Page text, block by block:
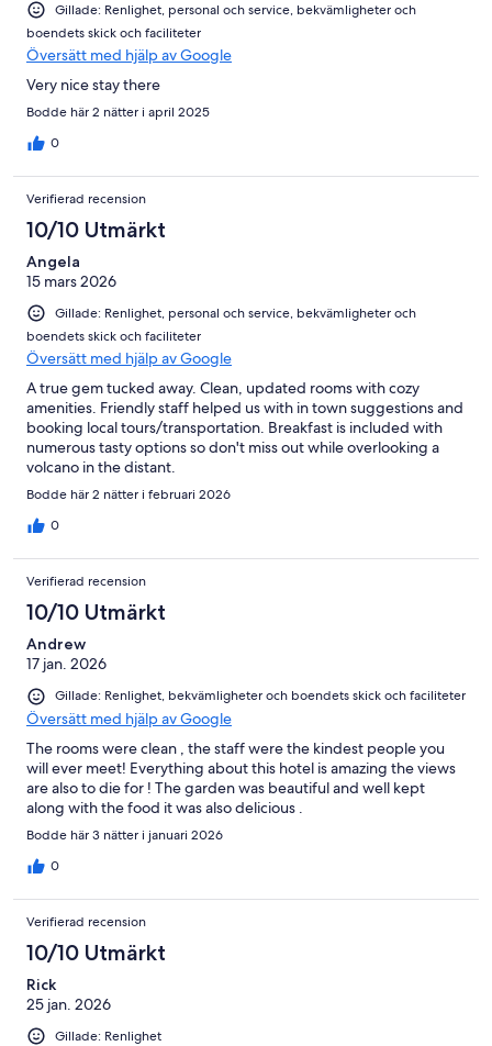
Gillade: Renlighet, personal och service, bekvämligheter och
boendets skick och faciliteter
Översätt med hjälp av Google
Very nice stay there
Bodde här 2 nätter i april 2025
0
Verifierad recension
10/10 Utmärkt
Angela
15 mars 2026
Gillade: Renlighet, personal och service, bekvämligheter och
boendets skick och faciliteter
Översätt med hjälp av Google
A true gem tucked away. Clean, updated rooms with cozy
amenities. Friendly staff helped us with in town suggestions and
booking local tours/transportation. Breakfast is included with
numerous tasty options so don't miss out while overlooking a
volcano in the distant.
Bodde här 2 nätter i februari 2026
0
Verifierad recension
10/10 Utmärkt
Andrew
17 jan. 2026
Gillade: Renlighet, bekvämligheter och boendets skick och faciliteter
Översätt med hjälp av Google
The rooms were clean , the staff were the kindest people you
will ever meet! Everything about this hotel is amazing the views
are also to die for ! The garden was beautiful and well kept
along with the food it was also delicious .
Bodde här 3 nätter i januari 2026
0
Verifierad recension
10/10 Utmärkt
Rick
25 jan. 2026
Gillade: Renlighet